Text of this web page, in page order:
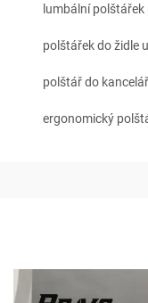
lumbální
polštářek do židle
polštář do
ergonomický